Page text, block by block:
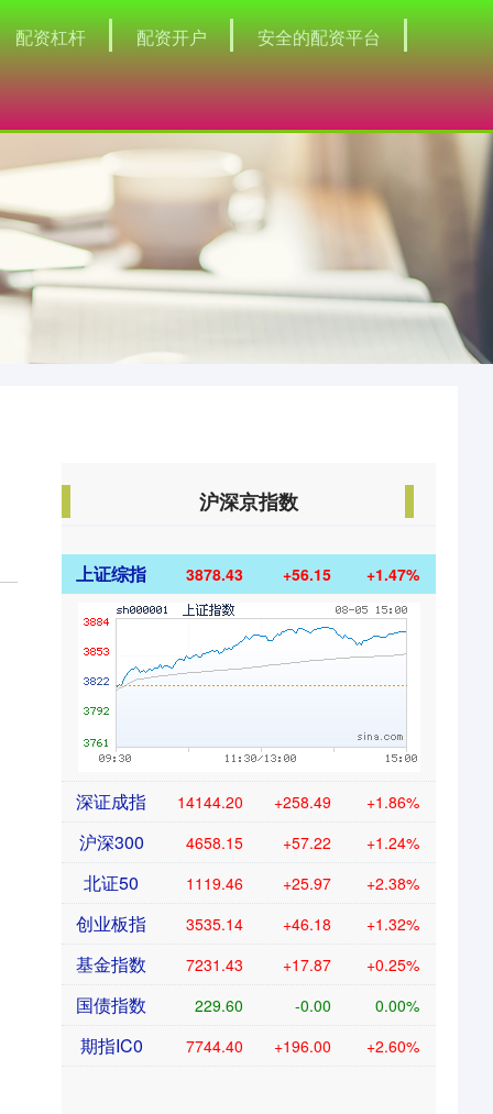
配资杠杆 配资开户 安全的配资平台
沪深京指数
上证综指 3878.43 +56.15 +1.47%
深证成指 14144.20 +258.49 +1.86%
沪深300 4658.15 +57.22 +1.24%
北证50 1119.46 +25.97 +2.38%
创业板指 3535.14 +46.18 +1.32%
基金指数 7231.43 +17.87 +0.25%
国债指数 229.60 -0.00 0.00%
期指IC0 7744.40 +196.00 +2.60%